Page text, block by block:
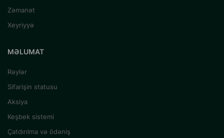
Zəmanət
Xeyriyyə
MƏLUMAT
Rəylər
Sifarişin statusu
Aksiya
Keşbek sistemi
Çatdırılma və ödəniş